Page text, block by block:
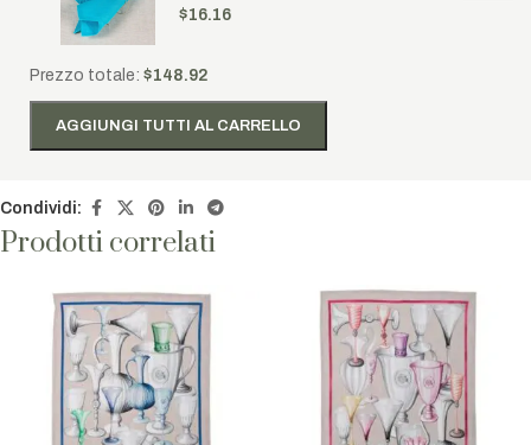
$16.16
Prezzo totale: $148.92
AGGIUNGI TUTTI AL CARRELLO
Condividi:
Prodotti correlati